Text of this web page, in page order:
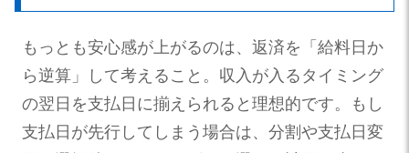
もっとも安心感が上がるのは、返済を「給料日か
ら逆算」して考えること。収入が入るタイミング
の翌日を支払日に揃えられると理想的です。もし
支払日が先行してしまう場合は、分割や支払日変